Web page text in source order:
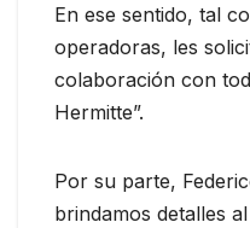
En ese sentido, tal
operadoras, les
colaboración con
Hermitte”.
Por su parte,
brindamos detalles